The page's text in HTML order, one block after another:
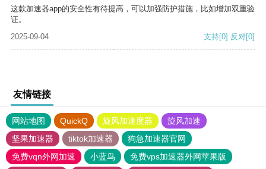
这款加速器app的安全性有待提高，可以加强防护措施，比如增加双重验
证。
2025-09-04
支持[0] 反对[0]
友情链接
网站地图 QuickQ 旋风加速度器
旋风加速
坚果加速器
tiktok加速器
狗急加速器官网
免费vqn外网加速
小蓝鸟
免费vps加速器外网苹果版